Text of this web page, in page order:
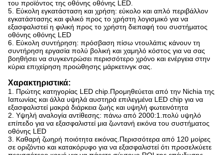
του προϊόντος της οθόνης οθόνης LED.
5. Εύκολη εγκατάσταση και χρήση: εύκολο και απλό περιβάλλον
εγκατάστασης και φιλικό προς το χρήστη λογισμικό για να
εξασφαλιστεί η φιλική προς το χρήστη διεπαφή του συστήματος
οθόνης οθόνης LED
6. Εύκολη συντήρηση: πρόσβαση πίσω ντουλάπις κάνουν τη
συντήρηση εργασία πολύ βολική και χαμηλό κόστος για να σας
βοηθήσει να συγκεντρώσει περισσότερο χρόνο και ενέργεια στην
κύρια επιχείρηση προώθησης μάρκετινγκ σας.
Χαρακτηριστικά:
1. Πρώτης κατηγορίας LED chip.Προμηθεύεται από την Nichia της
Ιαπωνίας και άλλα υψηλά αυστηρά επιλεγμένα LED chip για να
εξασφαλιστεί μακρά διάρκεια ζωής και υψηλή φωτεινότητα
2. Υψηλή αναλογία αντίθεσης: πάνω από 2000:1.πολύ υψηλό
επίπεδο για να εξασφαλιστεί μια ζωντανή εικόνα του συστήματος
οθόνης LED
3. Καθαρή ζωηρή ποιότητα εικόνας.Περισσότερα από 120 μοίρες
σε οριζόντιο και κατακόρυφο για να εξασφαλιστεί ότι προσελκύετε